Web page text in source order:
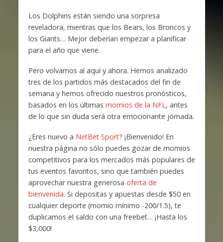
Los Dolphins están siendo una sorpresa
reveladora, mientras que los Bears, los Broncos y
los Giants… Mejor deberían empezar a planificar
para el año que viene.
Pero volvamos al aquí y ahora. Hemos analizado
tres de los partidos más destacados del fin de
semana y hemos ofrecido nuestros pronósticos,
basados en los últimas momios de la NFL, antes
de lo que sin duda será otra emocionante jornada.
¿Eres nuevo a NetBet Sport? ¡Bienvenido! En
nuestra página no sólo puedes gozar de momios
competitivos para los mercados más populares de
tus eventos favoritos, sino que también puedes
aprovechar nuestra generosa oferta de
bienvenida. Si depositas y apuestas desde $50 en
cualquier deporte (momio mínimo -200/1.5), te
duplicamos el saldo con una freebet… ¡Hasta los
$3,000!